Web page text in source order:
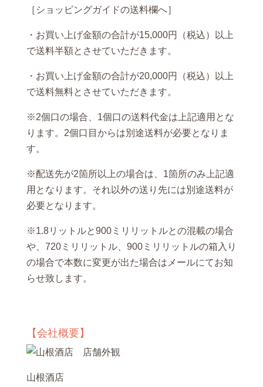
［ショッピングガイドの送料欄へ］
・お買い上げ金額の合計が15,000円（税込）以上
で送料半額とさせていただきます。
・お買い上げ金額の合計が20,000円（税込）以上
で送料無料とさせていただきます。
※2個口の場合、1個口の送料代金は上記適用とな
ります。2個口目からは別途送料が必要となりま
す。
※配送先が2箇所以上の場合は、1箇所のみ上記適
用となります。それ以外の送り先には別途送料が
必要となります。
※1.8リットルと900ミリリットルとの混載の場合
や、720ミリリットル、900ミリリットルの箱入り
の場合で本数に変更が出た場合はメールにてお知
らせ致します。
【会社概要】
山根酒店